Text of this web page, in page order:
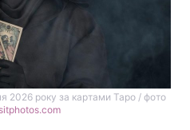
2026 року за картами Таро / фото